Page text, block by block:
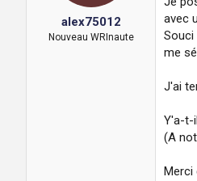
é
b
u
alex75012
Nouveau WRInaute
avec
Souci
me
J'ai
Y'a-t-
(A
Merci